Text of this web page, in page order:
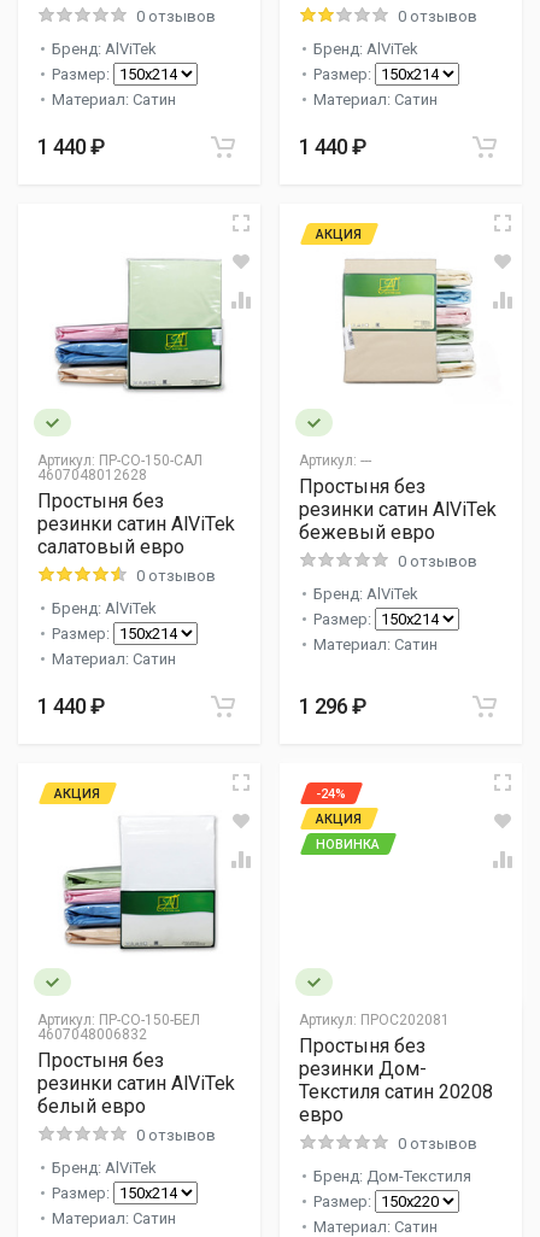
0 отзывов
Бренд: AlViTek
Размер:
Материал: Сатин
1 440 ₽
0 отзывов
Бренд: AlViTek
Размер:
Материал: Сатин
1 440 ₽
Артикул: ПР-СО-150-САЛ
4607048012628
Простыня без
резинки сатин AlViTek
салатовый евро
0 отзывов
Бренд: AlViTek
Размер:
Материал: Сатин
1 440 ₽
Артикул: ---
АКЦИЯ
Простыня без
резинки сатин AlViTek
бежевый евро
0 отзывов
Бренд: AlViTek
Размер:
Материал: Сатин
1 296 ₽
Артикул: ПР-СО-150-БЕЛ
4607048006832
АКЦИЯ
Простыня без
резинки сатин AlViTek
белый евро
0 отзывов
Бренд: AlViTek
Размер:
Материал: Сатин
Артикул: ПРОС202081
-24%
АКЦИЯ
НОВИНКА
Простыня без
резинки Дом-
Текстиля сатин 20208
евро
0 отзывов
Бренд: Дом-Текстиля
Размер:
Материал: Сатин